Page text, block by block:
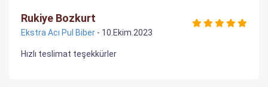
Rukiye Bozkurt
Ekstra Acı Pul Biber - 10.Ekim.2023
Hızlı teslimat teşekkürler